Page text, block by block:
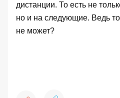
дистанции. То есть не
но и на следующие. Ведь
не может?